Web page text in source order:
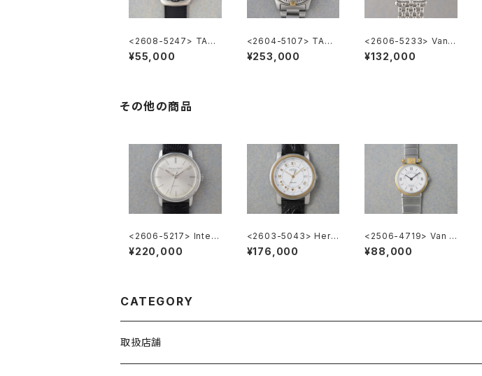
<2608-5247> TAG
HEUER FORMULA1
¥55,000
<2604-5107> TAGH
EUER Super 2000 C
hronograph
¥253,000
<2606-5233> Van C
leef & Arpels Classi
que
¥132,000
その他の商品
<2606-5217> Intern
ational National Co.
"TURLER"
¥220,000
<2603-5043> Herm
ès Carrick
¥176,000
<2506-4719> Van C
leef & Arpels la coll
ection
¥88,000
CATEGORY
取扱店舗